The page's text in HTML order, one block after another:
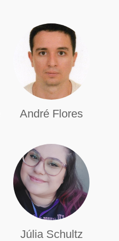
André Flores
Júlia Schultz